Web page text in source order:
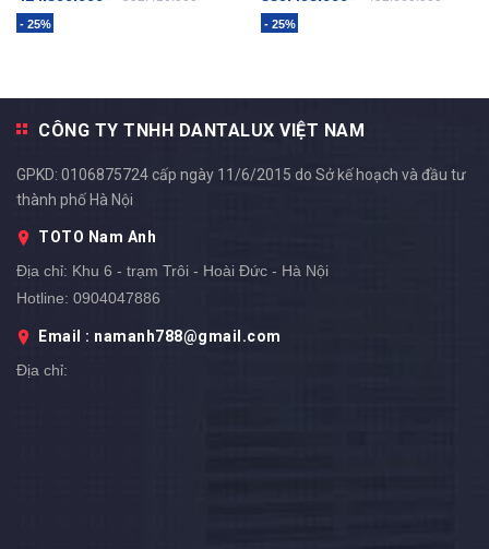
- 25% - 25%
CÔNG TY TNHH DANTALUX VIỆT NAM
GPKD: 0106875724 cấp ngày 11/6/2015 do Sở kế hoạch và đầu tư
thành phố Hà Nội
TOTO Nam Anh
Địa chỉ: Khu 6 - trạm Trôi - Hoài Đức - Hà Nội
Hotline: 0904047886
Email : namanh788@gmail.com
Địa chỉ: